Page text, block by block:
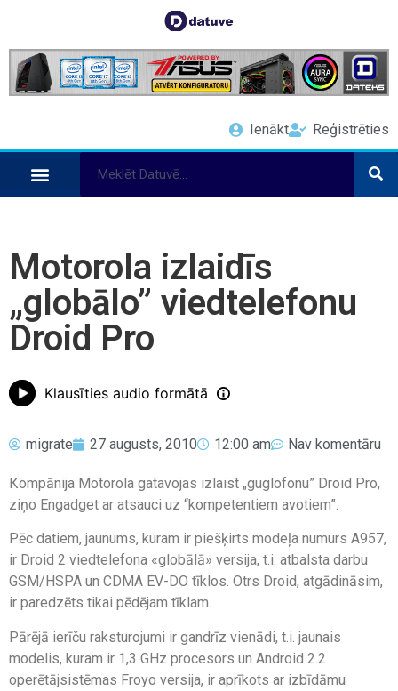
Ienākt Reģistrēties
Motorola izlaidīs
„globālo” viedtelefonu
Droid Pro
Klausīties audio formātā
migrate 27 augusts, 2010 12:00 am Nav komentāru
Кompānija Motorola gatavojas izlaist „guglofonu” Droid Pro,
ziņo Engadget ar atsauci uz “kompetentiem avotiem”.
Pēc datiem, jaunums, kuram ir piešķirts modeļa numurs A957,
ir Droid 2 viedtelefona «globālā» versija, t.i. atbalsta darbu
GSM/HSPA un CDMA EV-DO tīklos. Otrs Droid, atgādināsim,
ir paredzēts tikai pēdējam tīklam.
Pārējā ierīču raksturojumi ir gandrīz vienādi, t.i. jaunais
modelis, kuram ir 1,3 GHz procesors un Android 2.2
operētājsistēmas Froyo versija, ir aprīkots ar izbīdāmu